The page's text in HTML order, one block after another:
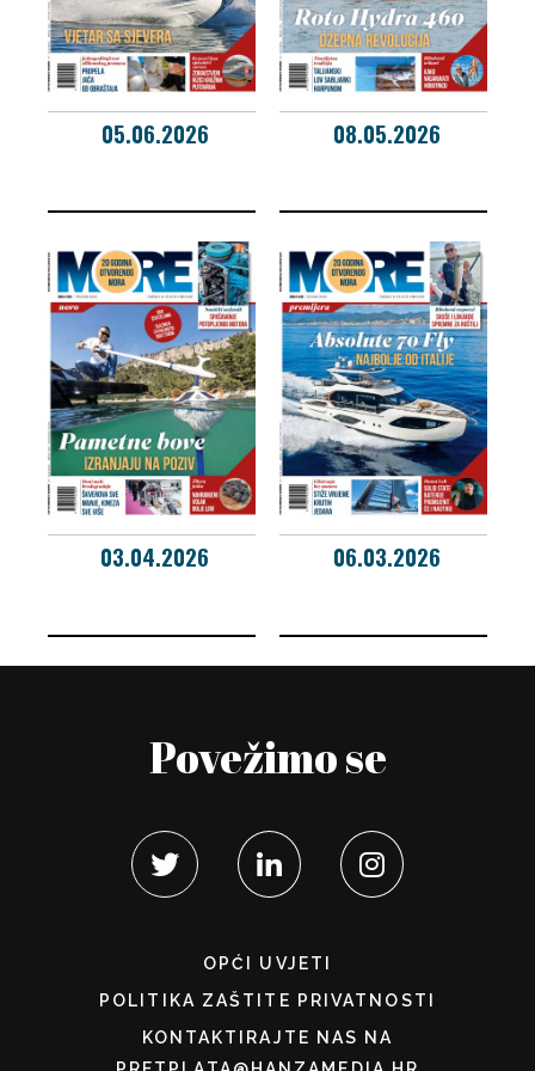
05.06.2026 08.05.2026
03.04.2026 06.03.2026
Povežimo se
OPĆI UVJETI
POLITIKA ZAŠTITE PRIVATNOSTI
KONTAKTIRAJTE NAS NA